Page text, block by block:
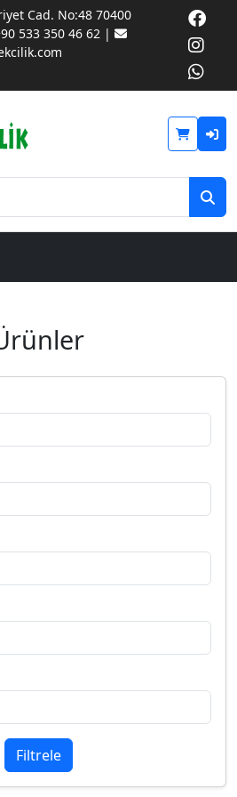
Cad. No:48 70400
533 350 46 62 |
Filtrele